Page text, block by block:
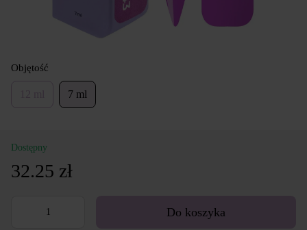
Objętość
7 ml
Dostępny
32.25 zł
Do koszyka